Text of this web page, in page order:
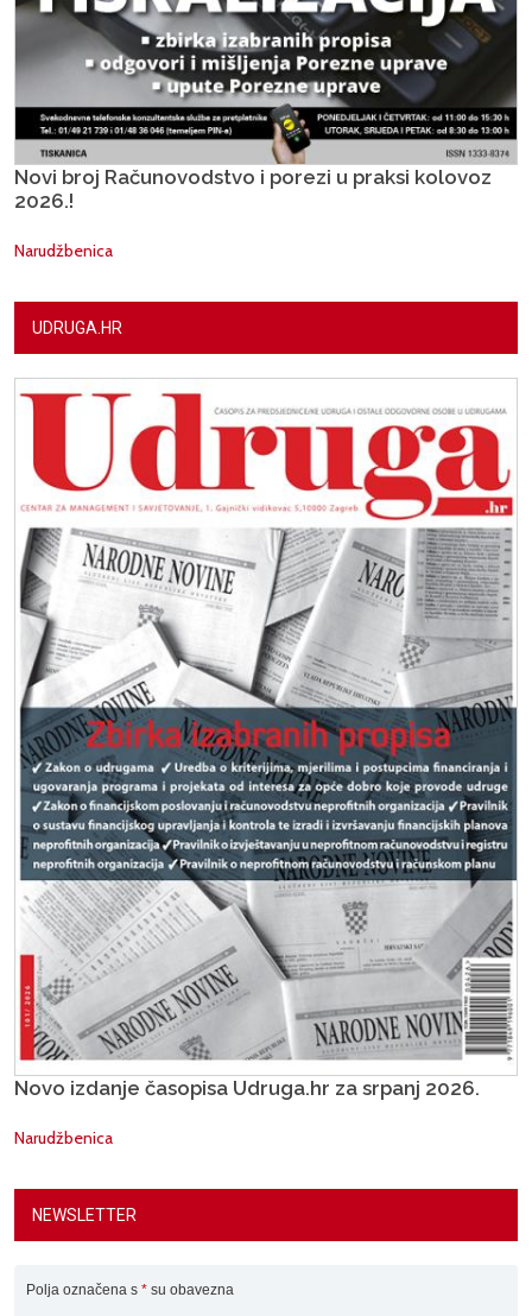
Novi broj Računovodstvo i porezi u praksi kolovoz
2026.!
Narudžbenica
UDRUGA.HR
Novo izdanje časopisa Udruga.hr za srpanj 2026.
Narudžbenica
NEWSLETTER
Polja označena s * su obavezna